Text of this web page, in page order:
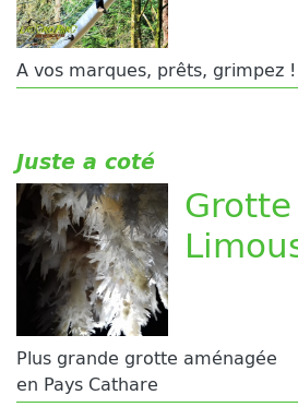
A vos marques, prêts, grimpez !
Juste a coté
Plus grande grotte aménagée
en Pays Cathare